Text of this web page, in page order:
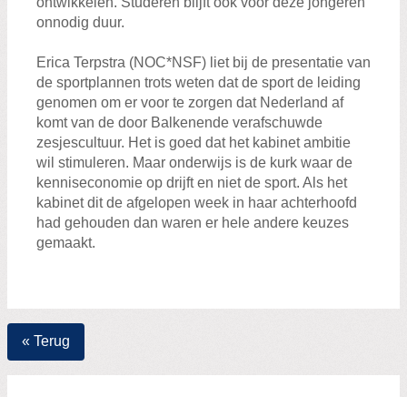
onnodig duur.
Erica Terpstra (NOC*NSF) liet bij de presentatie van
de sportplannen trots weten dat de sport de leiding
genomen om er voor te zorgen dat Nederland af
komt van de door Balkenende verafschuwde
zesjescultuur. Het is goed dat het kabinet ambitie
wil stimuleren. Maar onderwijs is de kurk waar de
kenniseconomie op drijft en niet de sport. Als het
kabinet dit de afgelopen week in haar achterhoofd
had gehouden dan waren er hele andere keuzes
gemaakt.
« Terug